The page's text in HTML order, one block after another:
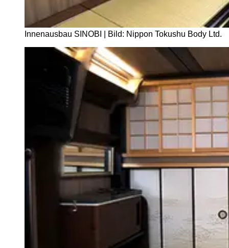
Innenausbau SINOBI | Bild: Nippon Tokushu Body Ltd.